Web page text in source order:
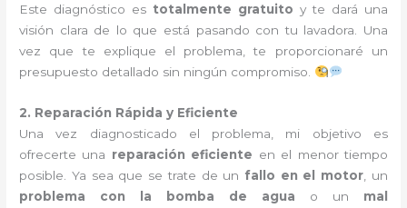
Este diagnóstico es totalmente gratuito y te dará una
visión clara de lo que está pasando con tu lavadora. Una
vez que te explique el problema, te proporcionaré un
presupuesto detallado sin ningún compromiso.
2. Reparación Rápida y Eficiente
Una vez diagnosticado el problema, mi objetivo es
ofrecerte una reparación eficiente en el menor tiempo
posible. Ya sea que se trate de un fallo en el motor , un
problema con la bomba de agua o un mal